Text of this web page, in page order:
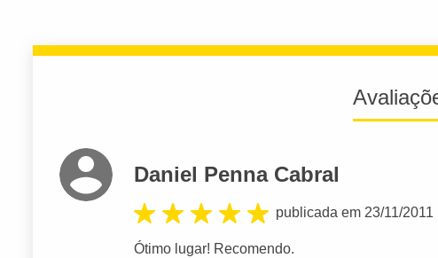
Daniel Penna Cabral
publicada em 23/11/2011
Ótimo lugar! Recomendo.